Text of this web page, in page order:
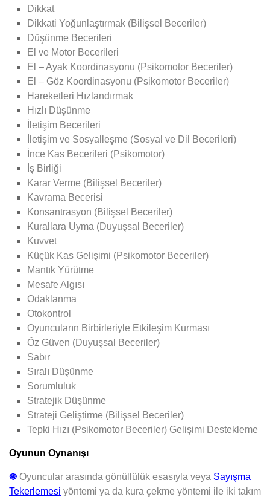
Dikkat
Dikkati Yoğunlaştırmak (Bilişsel Beceriler)
Düşünme Becerileri
El ve Motor Becerileri
El – Ayak Koordinasyonu (Psikomotor Beceriler)
El – Göz Koordinasyonu (Psikomotor Beceriler)
Hareketleri Hızlandırmak
Hızlı Düşünme
İletişim Becerileri
İletişim ve Sosyalleşme (Sosyal ve Dil Becerileri)
İnce Kas Becerileri (Psikomotor)
İş Birliği
Karar Verme (Bilişsel Beceriler)
Kavrama Becerisi
Konsantrasyon (Bilişsel Beceriler)
Kurallara Uyma (Duyuşsal Beceriler)
Kuvvet
Küçük Kas Gelişimi (Psikomotor Beceriler)
Mantık Yürütme
Mesafe Algısı
Odaklanma
Otokontrol
Oyuncuların Birbirleriyle Etkileşim Kurması
Öz Güven (Duyuşsal Beceriler)
Sabır
Sıralı Düşünme
Sorumluluk
Stratejik Düşünme
Strateji Geliştirme (Bilişsel Beceriler)
Tepki Hızı (Psikomotor Beceriler) Gelişimi Destekleme
Oyunun Oynanışı
֍ Oyuncular arasında gönüllülük esasıyla veya Sayışma
Tekerlemesi yöntemi ya da kura çekme yöntemi ile iki takım